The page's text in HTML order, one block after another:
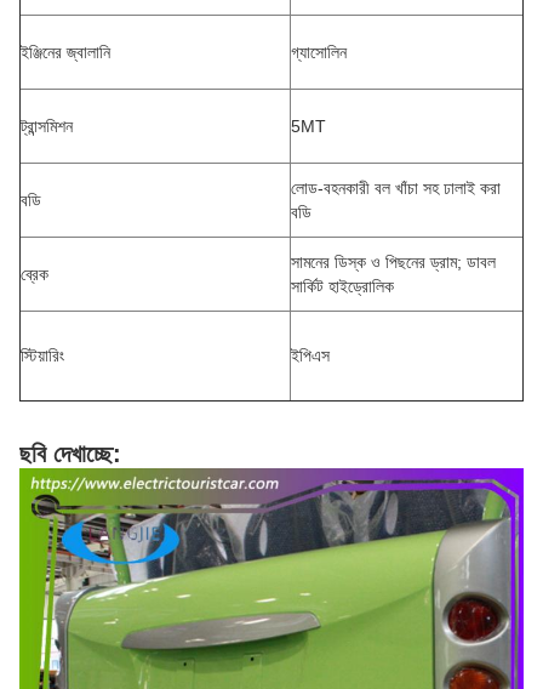
ইঞ্জিনের জ্বালানি গ্যাসোলিন
ট্রান্সমিশন 5MT
বডি
লোড-বহনকারী বল খাঁচা সহ ঢালাই করা
বডি
ব্রেক
সামনের ডিস্ক ও পিছনের ড্রাম; ডাবল
সার্কিট হাইড্রোলিক
স্টিয়ারিং ইপিএস
ছবি দেখাচ্ছে: